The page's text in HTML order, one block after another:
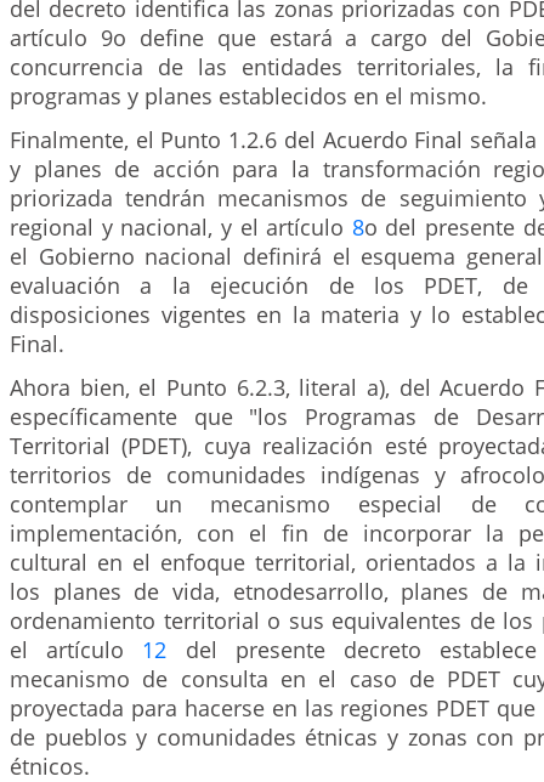
del decreto identifica las zonas priorizadas con
artículo 9o define que estará a cargo del
concurrencia de las entidades territoriales, la
programas y planes establecidos en el mismo.
Finalmente, el Punto 1.2.6 del Acuerdo Final
y planes de acción para la transformación
priorizada tendrán mecanismos de seguimiento
regional y nacional, y el artículo 8o del presente
el Gobierno nacional definirá el esquema
evaluación a la ejecución de los PDET, de
disposiciones vigentes en la materia y lo
Final.
Ahora bien, el Punto 6.2.3, literal a), del Acuerdo
específicamente que "los Programas de
Territorial (PDET), cuya realización esté
territorios de comunidades indígenas y
contemplar un mecanismo especial de
implementación, con el fin de incorporar la
cultural en el enfoque territorial, orientados a la
los planes de vida, etnodesarrollo, planes de
ordenamiento territorial o sus equivalentes de los
el artículo 12 del presente decreto
mecanismo de consulta en el caso de PDET
proyectada para hacerse en las regiones PDET
de pueblos y comunidades étnicas y zonas con
étnicos.